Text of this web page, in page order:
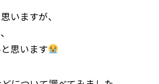
いますが、
思います